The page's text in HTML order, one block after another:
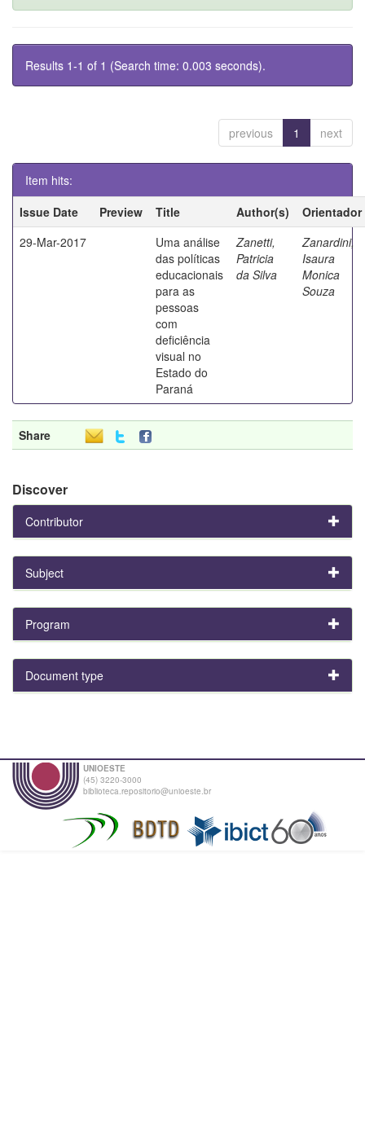
Results 1-1 of 1 (Search time: 0.003 seconds).
previous 1 next
Item hits:
Issue Date
Preview Title Author(s)
Orientador
29-Mar-2017
Uma análise
das políticas
educacionais
para as
pessoas
com
deficiência
visual no
Estado do
Paraná
Zanetti,
Patricia
da Silva
Zanardini,
Isaura
Monica
Souza
Share
Discover
Contributor
Subject
Program
Document type
UNIOESTE
(45) 3220-3000
biblioteca.repositorio@unioeste.br